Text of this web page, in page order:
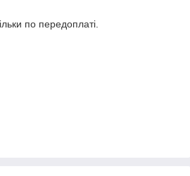
по передоплаті.